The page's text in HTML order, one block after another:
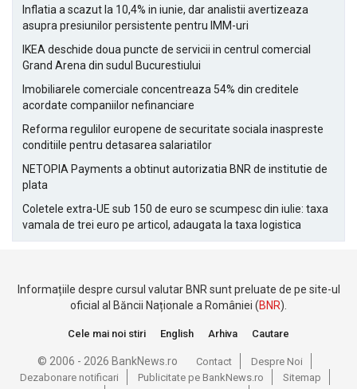
Inflatia a scazut la 10,4% in iunie, dar analistii avertizeaza
asupra presiunilor persistente pentru IMM-uri
IKEA deschide doua puncte de servicii in centrul comercial
Grand Arena din sudul Bucurestiului
Imobiliarele comerciale concentreaza 54% din creditele
acordate companiilor nefinanciare
Reforma regulilor europene de securitate sociala inaspreste
conditiile pentru detasarea salariatilor
NETOPIA Payments a obtinut autorizatia BNR de institutie de
plata
Coletele extra-UE sub 150 de euro se scumpesc din iulie: taxa
vamala de trei euro pe articol, adaugata la taxa logistica
Informațiile despre cursul valutar BNR sunt preluate de pe site-ul
oficial al Băncii Naționale a României (BNR).
Cele mai noi stiri English Arhiva Cautare
© 2006 - 2026 BankNews.ro Contact
Despre Noi
Dezabonare notificari
Publicitate pe BankNews.ro
Sitemap